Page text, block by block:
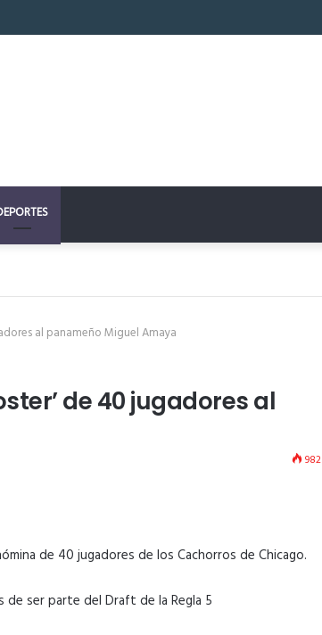
al panameño Miguel Amaya
de 40 jugadores al
982
de 40 jugadores de los Cachorros de Chicago.
ser parte del Draft de la Regla 5